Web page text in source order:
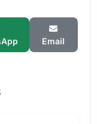
Email